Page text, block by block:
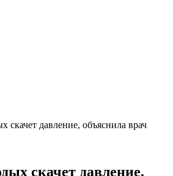
скачет давление, объяснила врач
скачет давление,